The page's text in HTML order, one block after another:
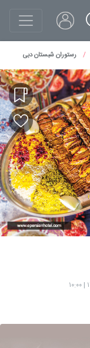
رستوران شبستان دبی